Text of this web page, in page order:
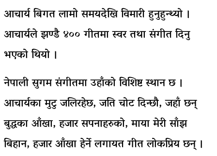
आचार्य बिगत लामो समयदेखि विमारी हुनुहुन्थ्यो ।
आचार्यले झण्डै ४०० गीतमा स्वर तथा संगीत दिनु
भएको थियो ।
नेपाली सुगम संगीतमा उहाँको विशिष्ट स्थान छ ।
आचार्यका मुटु जलिरहेछ, जति चोट दिन्छौ, जहाँ छन्
बुद्धका आँखा, हजार सपनाहरुको, माया मेरी साँझ
बिहान, हजार आँखा हेर्ने लगायत गीत लोकप्रिय छन् ।